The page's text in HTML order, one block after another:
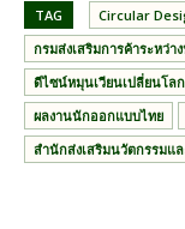
TAG Circular
กรมส่งเสริมการค้าระหว่า
ดีไซน์หมุนเวียนเปลี่ยนโลก
ผลงานนักออกแบบไทย
สำนักส่งเสริมนวัตกรรมแ